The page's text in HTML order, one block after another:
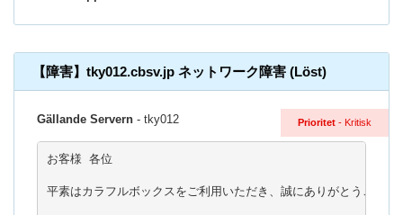
【障害】tky012.cbsv.jp ネットワーク障害 (Löst)
Prioritet - Kritisk
Gällande Servern - tky012
お客様 各位
平素はカラフルボックスをご利用いただき、誠にありがとうござい